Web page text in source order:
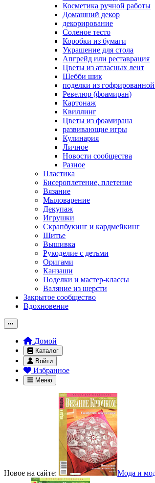
Косметика ручной работы
Домашний декор
декорирование
Соленое тесто
Коробки из бумаги
Украшение для стола
Апгрейд или реставрация
Цветы из атласных лент
Шебби шик
поделки из
Ревелюр (фоамиран)
Картонаж
Квиллинг
Цветы из фоамирана
развивающие игры
Кулинария
Личное
Новости сообщества
Разное
Пластика
Бисероплетение, плетение
Вязание
Мыловарение
Декупаж
Игрушки
Скрапбукинг и кардмейкинг
Шитье
Вышивка
Рукоделие с детьми
Оригами
Канзаши
Поделки и мастер-классы
Валяние из шерсти
Закрытое сообщество
Вдохновение
Домой
Каталог
Войти
Избранное
Меню
Новое на сайте: Мода и